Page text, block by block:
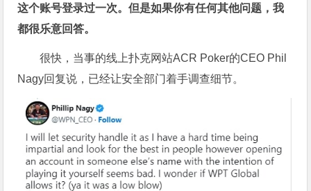
这个账号登录过一次。但是如果你有任何其他问题，我
都很乐意回答。
很快，当事的线上扑克网站ACR Poker的CEO Phil
Nagy回复说，已经让安全部门着手调查细节。